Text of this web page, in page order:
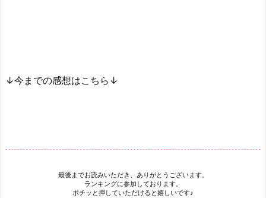
↓今までの感想はこちら↓
最後までお読みいただき、ありがとうございます。
ランキングに参加しております。
ポチッと押していただけると嬉しいです♪